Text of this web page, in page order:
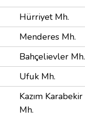
Hürriyet Mh.
Menderes Mh.
Bahçelievler Mh.
Ufuk Mh.
Kazım Karabekir
Mh.